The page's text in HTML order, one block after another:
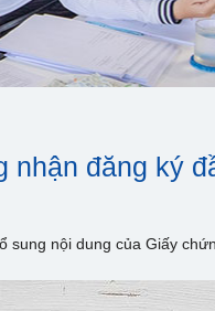
nhận đăng ký
sung nội dung của Giấy